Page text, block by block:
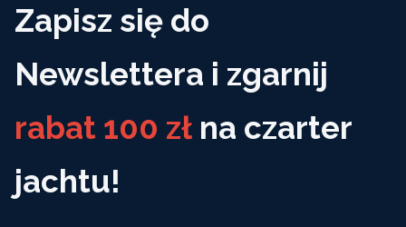
Zapisz się do
Newslettera i zgarnij
rabat 100 zł na czarter
jachtu!